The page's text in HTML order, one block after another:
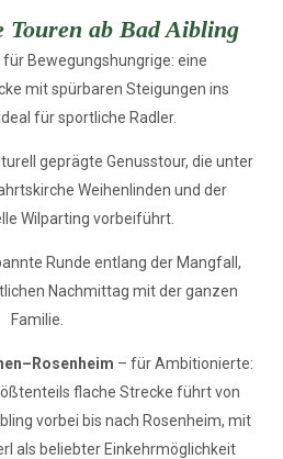
ab Bad Aibling
Bewegungshungrige: eine
mit spürbaren Steigungen ins
für sportliche Radler.
geprägte Genusstour, die unter
Weihenlinden und der
Wilparting vorbeiführt.
Runde entlang der Mangfall,
Nachmittag mit der ganzen
Familie.
– für Ambitionierte:
flache Strecke führt von
vorbei bis nach Rosenheim, mit
als beliebter Einkehrmöglichkeit